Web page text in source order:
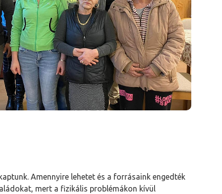
Amennyire lehetet és a forrásaink engedték
mert a fizikális problémákon kívül